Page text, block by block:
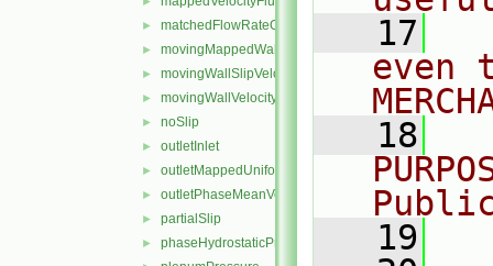
► matchedFlowRateOutletVelocity
► movingMappedWallVelocity
► movingWallSlipVelocity
► movingWallVelocity
► noSlip
► outletInlet
► outletMappedUniformInlet
► outletPhaseMeanVelocity
► partialSlip
► phaseHydrostaticPressure
   17
even
   18
   19